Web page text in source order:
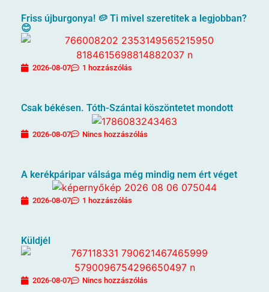
Friss újburgonya! 🥔 Ti mivel szeretitek a legjobban?
😊
2026-08-07 1 hozzászólás
Csak békésen. Tóth-Szántai köszöntetet mondott
2026-08-07 Nincs hozzászólás
A kerékpáripar válsága még mindig nem ért véget
2026-08-07 1 hozzászólás
Küldjél
2026-08-07 Nincs hozzászólás